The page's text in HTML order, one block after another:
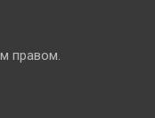
правом.